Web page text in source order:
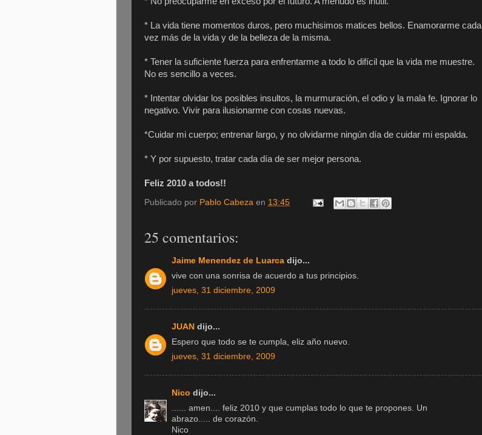
* La vida tiene momentos duros, pero muchisimos matices bellos. Enamorarme cada
vez más de la vida y de la belleza de la misma.
* Tener la suficiente fuerza para enfrentarme a todo lo difícil que la vida me muestre.
No es sencillo a veces.
* Intentar olvidar los posibles insultos, la murmuración, el odio y la mala fe. Ignorar lo
negativo. Vivir para ilusionarme con cosas nuevas.
*Cuidar mi cuerpo; entrenar largo, y no olvidarme ningún día de cuidar mi espalda.
* Y por supuesto, tratar cada día de ser mejor persona.
Feliz 2010 a todos!!
Publicado por Pablo Cabeza en 13:45
25 comentarios:
Jaime Menendez de Luarca dijo...
vive con una sonrisa de acuerdo a tus principios.
jueves, 31 diciembre, 2009
JUAN dijo...
Espero que todo se te cumpla, eliz año nuevo.
jueves, 31 diciembre, 2009
Nico dijo...
...... amen.... feliz 2010 y que cumplas todo lo que te propones. Un
abrazo..... de corazón.
Nico